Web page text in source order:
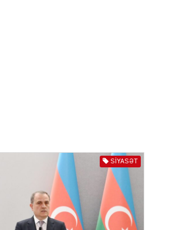
Ekranlardan uzaq qalan
məşhur aktrisanın yeni
qazanc mənbəyi ortaya
04.08.2026
SIYASƏT